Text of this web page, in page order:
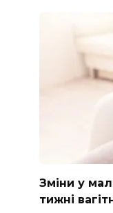
Зміни у
тижні